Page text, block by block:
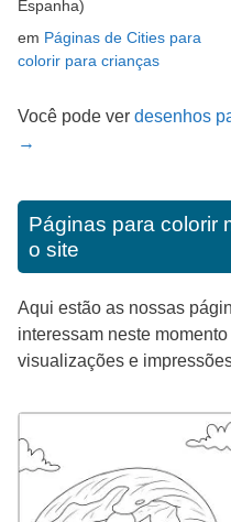
Espanha)
em Páginas de Cities para
colorir para crianças
Você pode ver desenhos
→
Páginas para colorir
o site
Aqui estão as nossas
interessam neste
visualizações e